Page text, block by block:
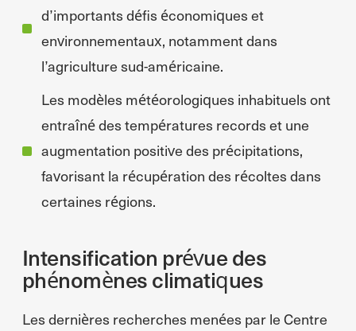
d’importants défis économiques et
environnementaux, notamment dans
l’agriculture sud-américaine.
Les modèles météorologiques inhabituels ont
entraîné des températures records et une
augmentation positive des précipitations,
favorisant la récupération des récoltes dans
certaines régions.
Intensification prévue des
phénomènes climatiques
Les dernières recherches menées par le Centre